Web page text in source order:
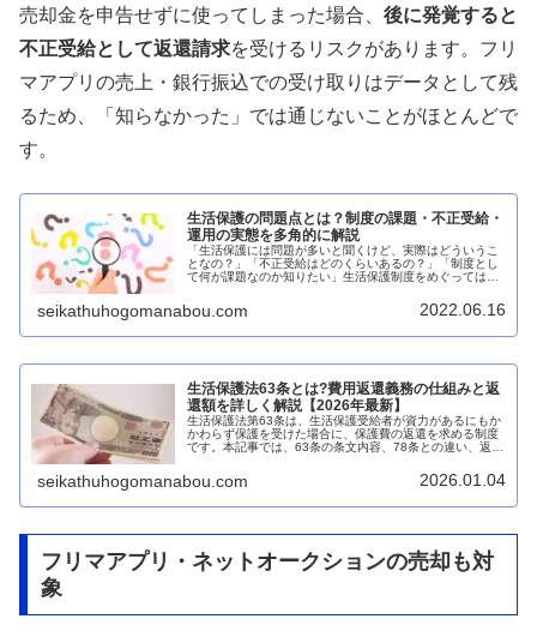
売却金を申告せずに使ってしまった場合、 後に発覚すると
不正受給として返還請求を受けるリスクがあります。フリ
マアプリの売上・銀行振込での受け取りはデータとして残
るため、「知らなかった」では通じないことがほとんどで
す。
生活保護の問題点とは？制度の課題・不正受給・
運用の実態を多角的に解説
「生活保護には問題が多いと聞くけど、実際はどういうこ
となの？」「不正受給はどのくらいあるの？」「制度とし
て何が課題なのか知りたい」生活保護制度をめぐっては、
seikathuhogomanabou.com 2022.06.16
生活保護法63条とは?費用返還義務の仕組みと返
還額を詳しく解説【2026年最新】
生活保護法第63条は、生活保護受給者が資力があるにもか
かわらず保護を受けた場合に、保護費の返還を求める制度
です。本記事では、63条の条文内容、78条との違い、返還
seikathuhogomanabou.com 2026.01.04
フリマアプリ・ネットオークションの売却も対
象